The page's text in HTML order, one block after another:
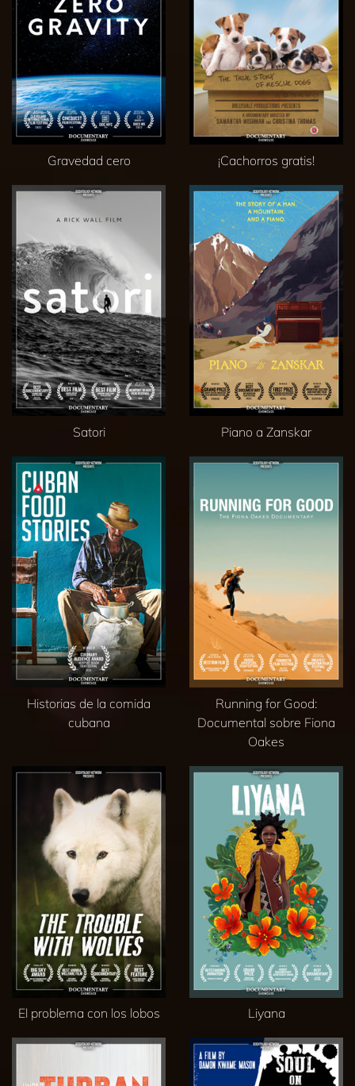
Gravedad cero ¡Cachorros gratis!
Satori Piano a Zanskar
Historias de la comida
cubana
Running for Good:
Documental sobre Fiona
Oakes
El problema con los lobos Liyana